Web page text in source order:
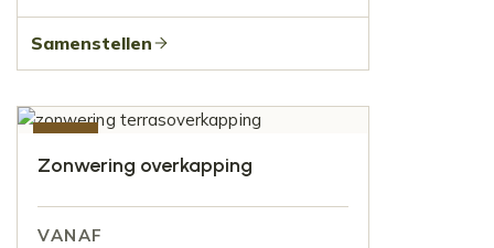
Samenstellen
Zonwering overkapping
VANAF